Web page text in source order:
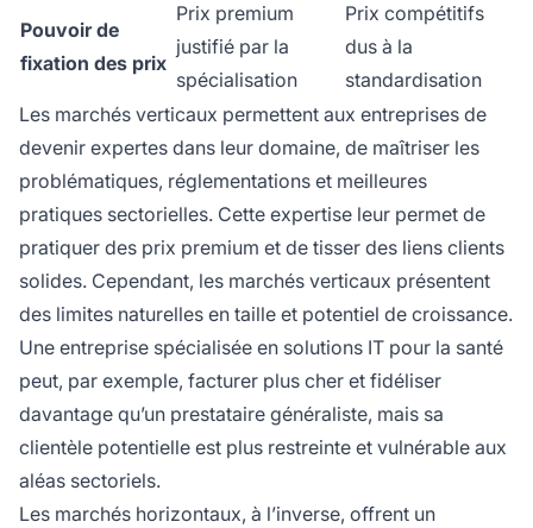
Pouvoir de
fixation des prix
Prix premium
justifié par la
spécialisation
Prix compétitifs
dus à la
standardisation
Les marchés verticaux permettent aux entreprises de
devenir expertes dans leur domaine, de maîtriser les
problématiques, réglementations et meilleures
pratiques sectorielles. Cette expertise leur permet de
pratiquer des prix premium et de tisser des liens clients
solides. Cependant, les marchés verticaux présentent
des limites naturelles en taille et potentiel de croissance.
Une entreprise spécialisée en solutions IT pour la santé
peut, par exemple, facturer plus cher et fidéliser
davantage qu’un prestataire généraliste, mais sa
clientèle potentielle est plus restreinte et vulnérable aux
aléas sectoriels.
Les marchés horizontaux, à l’inverse, offrent un